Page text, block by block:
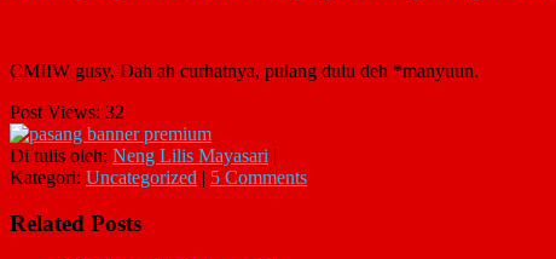
CMIIW gusy, Dah ah curhatnya, pulang dulu deh *manyuun.
Post Views: 32
Di tulis oleh: Neng Lilis Mayasari |
Kategori: Uncategorized | 5 Comments
Related Posts